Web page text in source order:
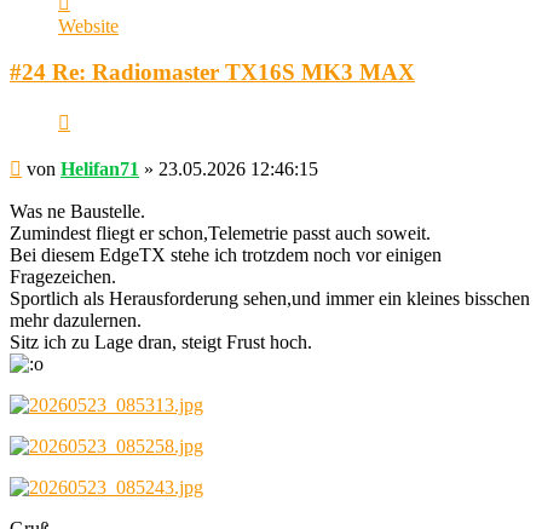
von
Helifan71
Website
#24 Re: Radiomaster TX16S MK3 MAX
Beitrag
von Helifan71 » 23.05.2026 12:46:15
Was ne Baustelle.
Zumindest fliegt er schon,Telemetrie passt auch soweit.
Bei diesem EdgeTX stehe ich trotzdem noch vor einigen
Fragezeichen.
Sportlich als Herausforderung sehen,und immer ein kleines bisschen
mehr dazulernen.
Sitz ich zu Lage dran, steigt Frust hoch.